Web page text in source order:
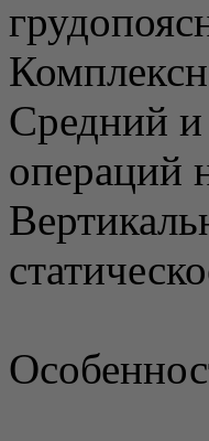
Средний и
операций